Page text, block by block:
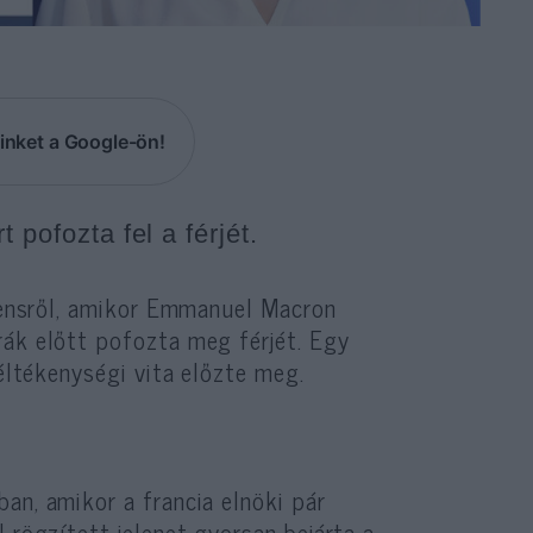
a Google-ön!
pofozta fel a férjét.
amikor Emmanuel Macron
előtt pofozta meg férjét. Egy
vita előzte meg.
amikor a francia elnöki pár